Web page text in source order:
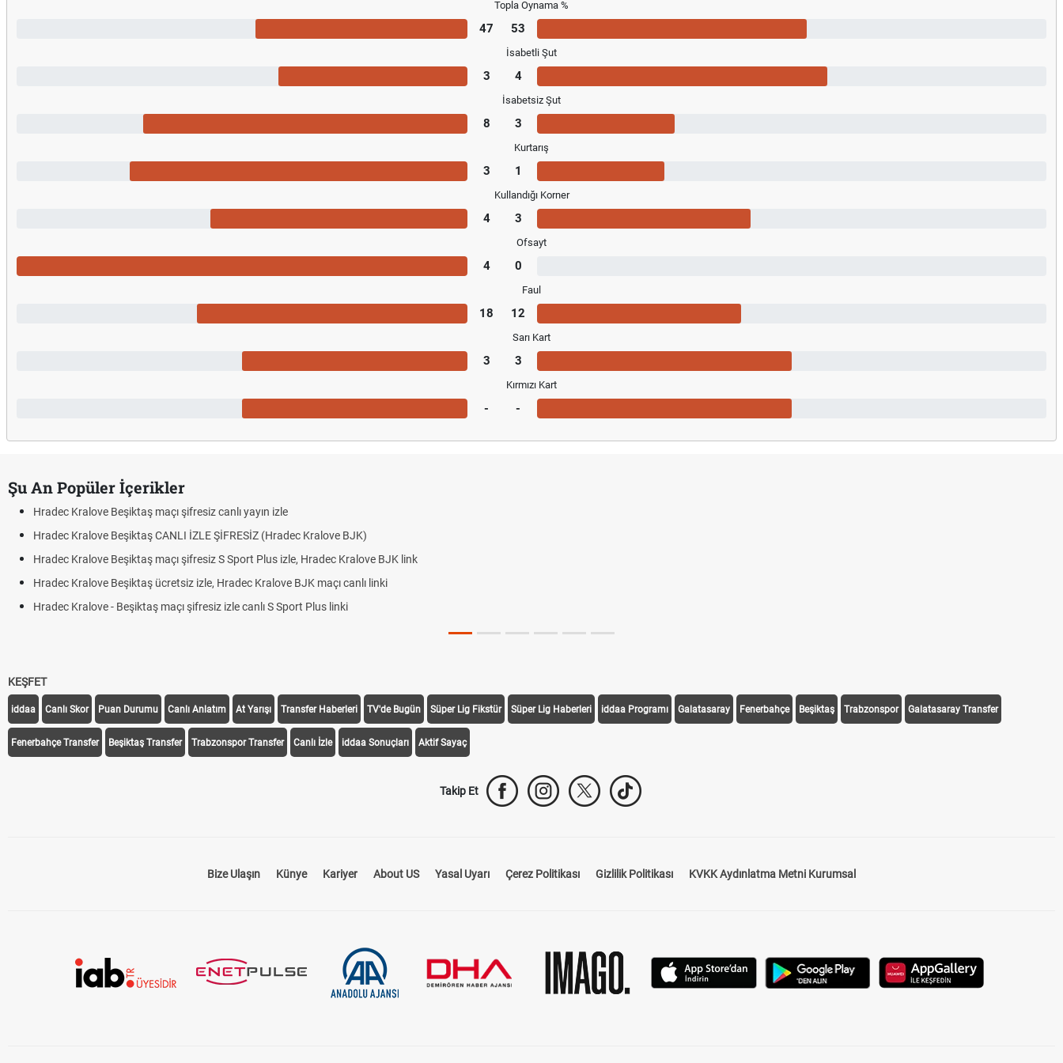
Topla Oynama %
47 53
İsabetli Şut
3 4
İsabetsiz Şut
8 3
Kurtarış
3 1
Kullandığı Korner
4 3
Ofsayt
4 0
Faul
18 12
Sarı Kart
3 3
Kırmızı Kart
- -
Şu An Popüler İçerikler
Hradec Kralove Beşiktaş maçı şifresiz canlı yayın izle
Hradec Kralove Beşiktaş CANLI İZLE ŞİFRESİZ (Hradec Kralove BJK)
Hradec Kralove Beşiktaş maçı şifresiz S Sport Plus izle, Hradec Kralove BJK link
Hradec Kralove Beşiktaş ücretsiz izle, Hradec Kralove BJK maçı canlı linki
Hradec Kralove - Beşiktaş maçı şifresiz izle canlı S Sport Plus linki
KEŞFET
iddaa Canlı Skor Puan Durumu Canlı Anlatım At Yarışı Transfer Haberleri TV'de Bugün Süper Lig Fikstür Süper Lig Haberleri iddaa Programı Galatasaray Fenerbahçe Beşiktaş Trabzonspor Galatasaray Transfer
Fenerbahçe Transfer Beşiktaş Transfer Trabzonspor Transfer Canlı İzle iddaa Sonuçları Aktif Sayaç
Takip Et
Bize Ulaşın Künye Kariyer About US Yasal Uyarı Çerez Politikası Gizlilik Politikası KVKK Aydınlatma Metni Kurumsal